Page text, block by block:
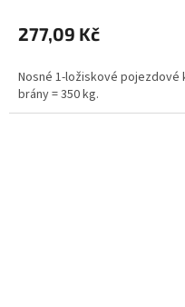
277,09 Kč
Nosné 1-ložiskové pojezdové
brány = 350 kg.